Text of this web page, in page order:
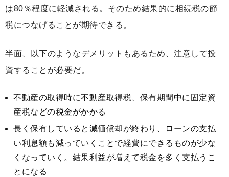
は80％程度に軽減される。そのため結果的に相続税の節
税につなげることが期待できる。
半面、以下のようなデメリットもあるため、注意して投
資することが必要だ。
不動産の取得時に不動産取得税、保有期間中に固定資
産税などの税金がかかる
長く保有していると減価償却が終わり、ローンの支払
い利息額も減っていくことで経費にできるものが少な
くなっていく。結果利益が増えて税金を多く支払うこ
とになる